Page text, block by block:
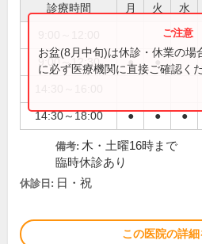
診療時間 月 火 水
●
9:00～12:30 ● ●
14:30～18:00 ● ● ●
お盆(8月中旬)は休診・休業の場
に必ず医療機関に直接ご確認くだ
備考: 木・土曜16時まで
臨時休診あり
休診日: 日・祝
この医院の詳細